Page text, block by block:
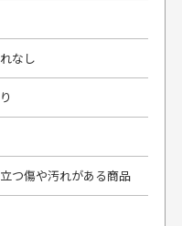
なし
つ傷や汚れがある商品